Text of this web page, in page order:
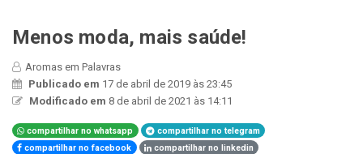
Menos moda, mais saúde!
Aromas em Palavras
Publicado em 17 de abril de 2019 às 23:45
Modificado em 8 de abril de 2021 às 14:11
compartilhar no whatsapp
compartilhar no telegram
compartilhar no facebook
compartilhar no linkedin